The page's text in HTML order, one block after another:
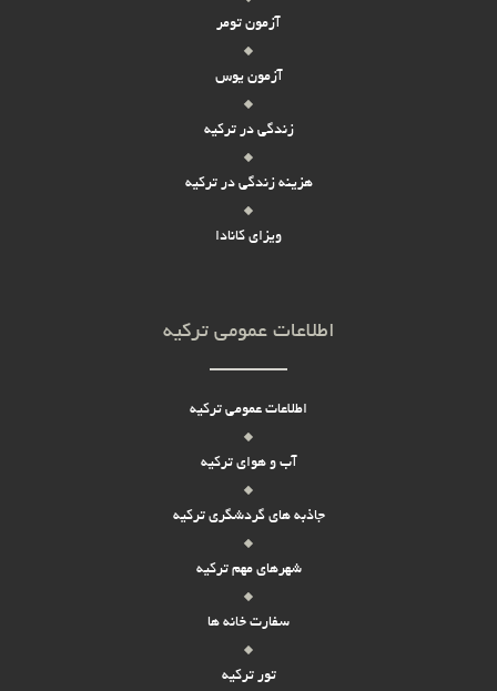
آزمون تومر
آزمون یوس
زندگی در ترکیه
هزینه زندگی در ترکیه
ویزای کانادا
اطلاعات عمومی ترکیه
اطلاعات عمومی ترکیه
آب و هوای ترکیه
جاذبه های گردشگری ترکیه
شهرهای مهم ترکیه
سفارت خانه ها
تور ترکیه